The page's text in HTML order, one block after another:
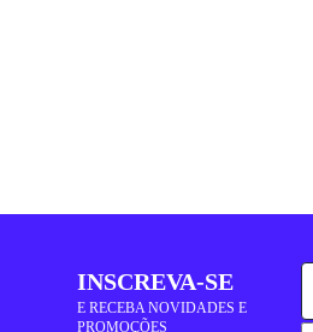
INSCREVA-SE
E RECEBA NOVIDADES E
PROMOÇÕES